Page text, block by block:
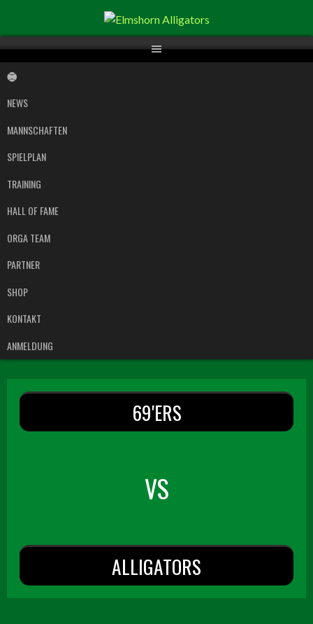
Inhalt
NEWS
MANNSCHAFTEN
SPIELPLAN
TRAINING
HALL OF FAME
ORGA TEAM
PARTNER
SHOP
KONTAKT
ANMELDUNG
69'ERS
VS
ALLIGATORS